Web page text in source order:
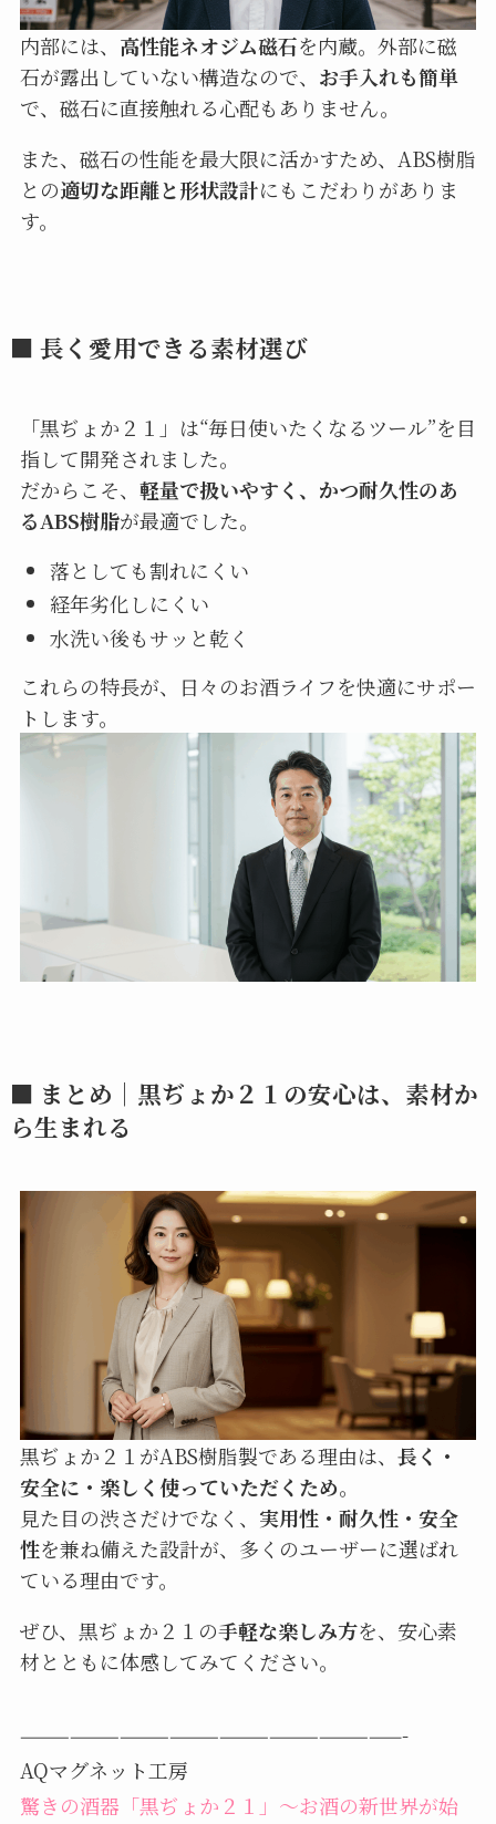
内部には、 高性能ネオジム磁石を内蔵。外部に磁
石が露出していない構造なので、 お手入れも簡単
で、磁石に直接触れる心配もありません。
また、磁石の性能を最大限に活かすため、ABS樹脂
との適切な距離と形状設計にもこだわりがありま
す。
■ 長く愛用できる素材選び
「黒ぢょか２１」は“毎日使いたくなるツール”を目
指して開発されました。
だからこそ、 軽量で扱いやすく、かつ耐久性のあ
るABS樹脂が最適でした。
落としても割れにくい
経年劣化しにくい
水洗い後もサッと乾く
これらの特長が、日々のお酒ライフを快適にサポー
トします。
■ まとめ｜黒ぢょか２１の安心は、素材か
ら生まれる
黒ぢょか２１がABS樹脂製である理由は、 長く・
安全に・楽しく使っていただくため。
見た目の渋さだけでなく、 実用性・耐久性・安全
性を兼ね備えた設計が、多くのユーザーに選ばれ
ている理由です。
ぜひ、黒ぢょか２１の手軽な楽しみ方を、安心素
材とともに体感してみてください。
———————————————————————-
AQマグネット工房
驚きの酒器「黒ぢょか２１」～お酒の新世界が始